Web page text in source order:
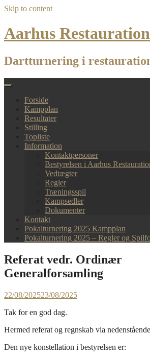
Skip to content
Aarhus
Dartturnering i
Forside
Kampplan
Resultater
Stilling
Topliste
Information
Kontaktpersoner
Bestyrelsen i Aarhus
Vedtægter
Regler
Træningsspil
Kampsedler
Dokumenter
Kontakt
Pokalturnering 2025 Kampplan
Pokalturnering 2025 – Regler og
Referat vedr. Ordinær
Generalforsamling
22/08/202523/08/2025
Tak for en god dag.
Hermed referat og regnskab via
Den nye konstellation i bestyrelsen er: